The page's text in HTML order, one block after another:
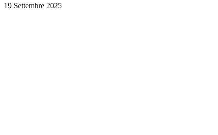
19 Settembre 2025